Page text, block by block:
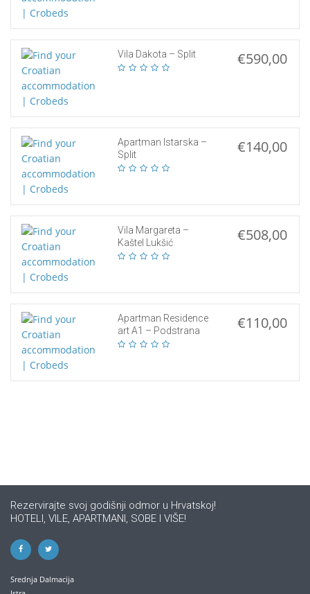
Vila Dakota – Split €590,00
Apartman Istarska –
Split
€140,00
Vila Margareta –
Kaštel Lukšić
€508,00
Apartman Residence
art A1 – Podstrana
€110,00
Rezervirajte svoj godišnji odmor u Hrvatskoj!
HOTELI, VILE, APARTMANI, SOBE I VIŠE!
Srednja Dalmacija